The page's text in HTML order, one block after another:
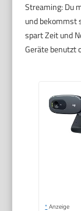
Streaming: Du
und bekommst
spart Zeit und
Geräte benutzt
* Anzeige